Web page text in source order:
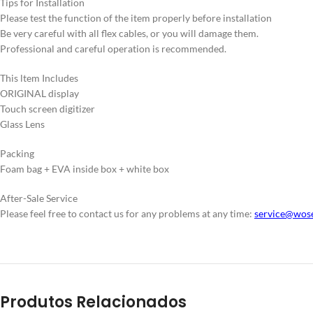
Tips for Installation
Please test the function of the item properly before installation
Be very careful with all flex cables, or you will damage them.
Professional and careful operation is recommended.
This ltem Includes
ORIGINAL display
Touch screen digitizer
Glass Lens
Packing
Foam bag + EVA inside box + white box
After-Sale Service
Please feel free to contact us for any problems at any time:
Produtos Relacionados